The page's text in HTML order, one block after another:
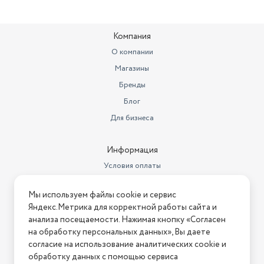
Компания
О компании
Магазины
Бренды
Блог
Для бизнеса
Информация
Условия оплаты
Условия возврата
Нашли ошибку на сайте? Напишите нам
2026 © Интернет-магазин "АстМаркет". У нас есть всё!
Мы используем файлы cookie и сервис
Яндекс.Метрика для корректной работы сайта и
анализа посещаемости. Нажимая кнопку «Согласен
на обработку персональных данных», Вы даете
согласие на использование аналитических cookie и
обработку данных с помощью сервиса